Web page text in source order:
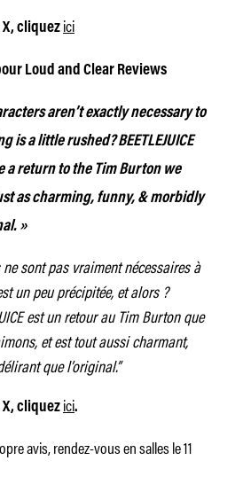
cliquez ici
Loud and Clear Reviews
aren’t exactly necessary to
is a little rushed? BEETLEJUICE
a return to the Tim Burton we
as charming, funny, & morbidly
»
sont pas vraiment nécessaires à
un peu précipitée, et alors ?
est un retour au Tim Burton que
et est tout aussi charmant,
que l’original.”
cliquez ici.
avis, rendez-vous en salles le 11